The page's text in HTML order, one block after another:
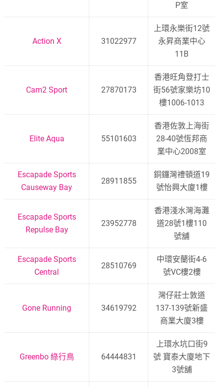
P室
Action X 31022977
上環永樂街12號
永昇商業中心
11B
Cam2 Sport 27870173
香港旺角登打士
街56號家樂坊10
樓1006-1013
Elite Aqua 55101603
香港佐敦上海街
28-40號恆邦商
業中心2008室
Escapade Sports
Causeway Bay
28911855
銅鑼灣禮頓道19
號怡興大廈1樓
Escapade Sports
Repulse Bay
23952778
香港淺水灣海灘
道28號1樓110
號舖
Escapade Sports
Central
28510769
中環安蘭街4-6
號VC樓2樓
Gone Running 34619792
灣仔莊士敦道
137-139號新盛
商業大廈3樓
Greenbo 綠行鳥 64444831
上環水坑口街9
號 寶泰大廈地下
3號舖